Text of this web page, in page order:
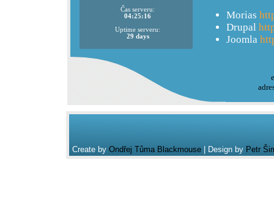
Morias
Drupal
Joomla
Čas serveru:
04:25:16
Uptime serveru:
29 days
Create by Ondřej Tůma Blackmouse| Design by Petr